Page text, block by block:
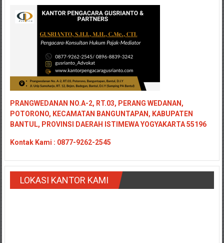
PRANGWEDANAN NO.A-2, RT.03, PERANG WEDANAN,
POTORONO, KECAMATAN BANGUNTAPAN, KABUPATEN
BANTUL, PROVINSI DAERAH ISTIMEWA YOGYAKARTA 55196
Kontak Kami : 0877-9262-2545
LOKASI KANTOR KAMI